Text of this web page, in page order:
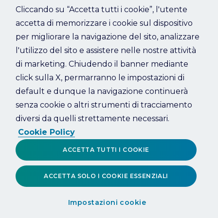
Refresh
Cliccando su “Accetta tutti i cookie”, l'utente
accetta di memorizzare i cookie sul dispositivo
per migliorare la navigazione del sito, analizzare
l'utilizzo del sito e assistere nelle nostre attività
di marketing. Chiudendo il banner mediante
click sulla X, permarranno le impostazioni di
default e dunque la navigazione continuerà
senza cookie o altri strumenti di tracciamento
diversi da quelli strettamente necessari.
Cookie Policy
Impostazioni cookie
ACCETTA SOLO I COOKIE ESSENZIALI
ACCETTA TUTTI I COOKIE